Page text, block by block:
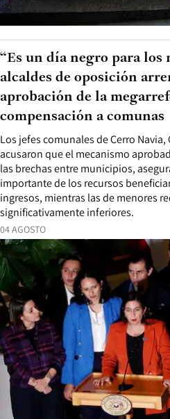
04 AGOSTO
Los jefes comunales de Cerro
acusaron que el mecanismo
las brechas entre municipios,
importante de los recursos
ingresos, mientras las de menores
significativamente inferiores.
“Es un día negro para
alcaldes de oposición
aprobación de la
compensación a comunas